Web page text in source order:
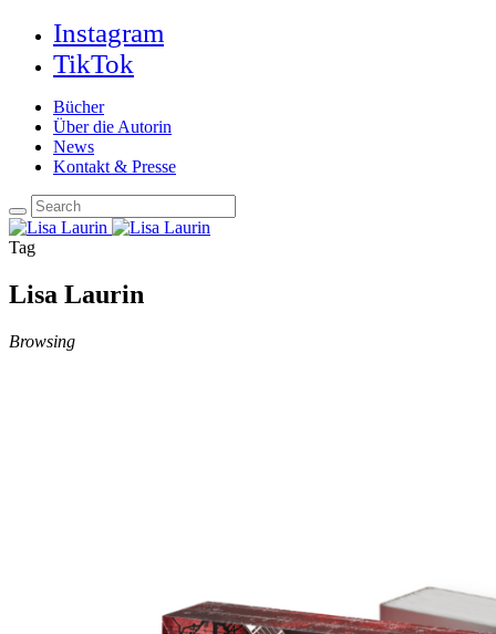
Instagram
TikTok
Bücher
Über die Autorin
News
Kontakt & Presse
Tag
Lisa Laurin
Browsing